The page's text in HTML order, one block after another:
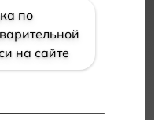
по
на сайте